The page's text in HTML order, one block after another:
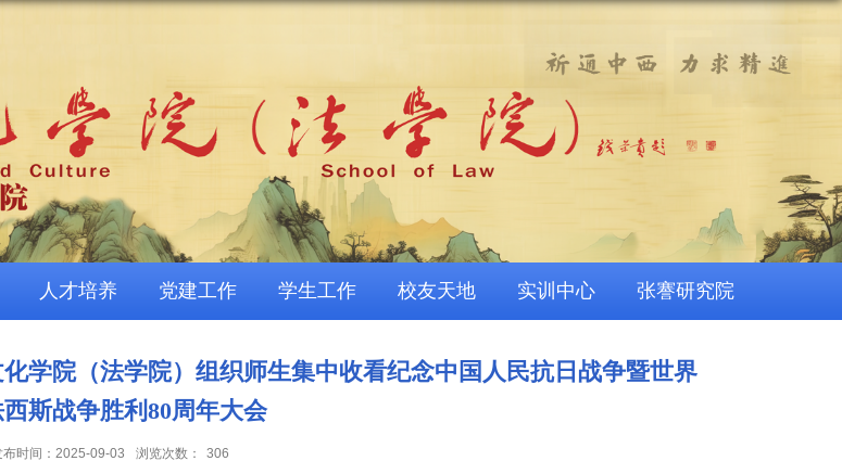
人才培养 党建工作 学生工作 校友天地 实训中心 张謇研究院
院（法学院）组织师生集中收看纪念中国人民抗日战争暨世界
西斯战争胜利80周年大会
布时间：2025-09-03 浏览次数： 306